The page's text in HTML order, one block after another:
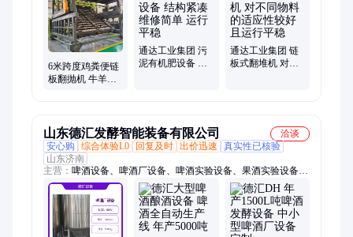
6米跨度鸡粪便链
板翻抛机 牛羊粪
通达工业集团 污
泥有机肥设备 结
通达工业集团 链
板式翻堆机 对不
山东德汇发酵智能装备有限公司
洽谈
安心购
综合体验L0 回复及时 出价迅速
真实性已核验
山东济南
主营： 啤酒设备、啤酒厂设备、啤酒实验设备、果酒实验设备、
果酒厂设备、葡萄酒厂、精酿啤酒设备